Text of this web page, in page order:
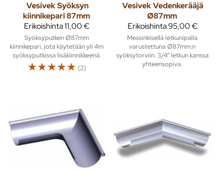
Vesivek Syöksyn
kiinnikepari 87mm
Erikoishinta11,00 €
Syöksyputken Ø87mm
kiinnikepari, jota käytetään yli 4m
syöksyputkissa lisäkiinnikkeenä.
☆☆☆☆☆ (2)
VesivekVedenkerääjä
Ø87mm
Erikoishinta95,00 €
Messinkisellä letkunipalla
varustettuna Ø87mm:n
syöksytorviin. 3/4" letkun kanssa
yhteensopiva.